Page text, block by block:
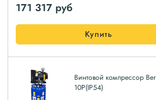
171 317 руб
Купить
Винтовой компрессор
10P(IP54)